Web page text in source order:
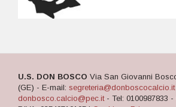
U.S. DON BOSCO Via San Giovanni
(GE) - E-mail: segreteria@donboscocalcio.it
donbosco.calcio@pec.it- Tel: 0100987833 -